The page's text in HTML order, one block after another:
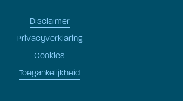
Disclaimer
Privacyverklaring
Cookies
Toegankelijkheid